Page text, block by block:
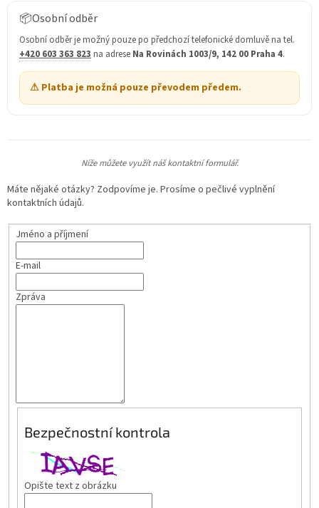
📦Osobní odběr
Osobní odběr je možný pouze po předchozí telefonické domluvě na tel.
+420 603 363 823 na adrese Na Rovinách 1003/9, 142 00 Praha 4.
⚠ Platba je možná pouze převodem předem.
Níže můžete využít náš kontaktní formulář.
Máte nějaké otázky? Zodpovíme je. Prosíme o pečlivé vyplnění
kontaktních údajů.
Jméno a příjmení
E-mail
Zpráva
Bezpečnostní kontrola
Opište text z obrázku